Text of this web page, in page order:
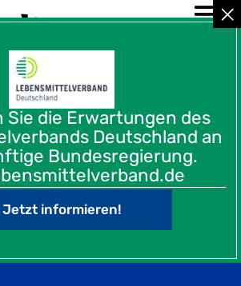
Sie die Erwartungen des
Deutschland an
Bundesregierung.
Jetzt informieren!